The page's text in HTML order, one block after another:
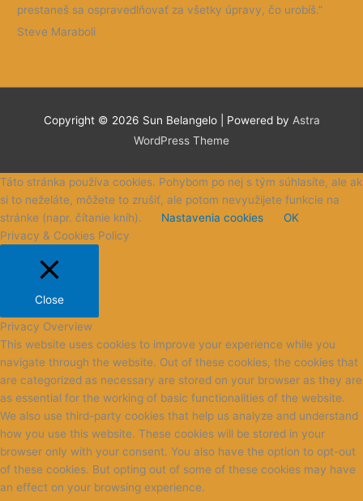
prestaneš sa ospravedlňovať za všetky úpravy, čo urobíš.”
Steve Maraboli
Copyright © 2026 Sun Belangelo| Powered by Astra
WordPress Theme
Táto stránka používa cookies. Pohybom po nej s tým súhlasíte, ale ak
si to neželáte, môžete to zrušiť, ale potom nevyužijete funkcie na
stránke (napr. čítanie kníh).
Nastavenia cookies
OK
Privacy & Cookies Policy
Close
Privacy Overview
This website uses cookies to improve your experience while you
navigate through the website. Out of these cookies, the cookies that
are categorized as necessary are stored on your browser as they are
as essential for the working of basic functionalities of the website.
We also use third-party cookies that help us analyze and understand
how you use this website. These cookies will be stored in your
browser only with your consent. You also have the option to opt-out
of these cookies. But opting out of some of these cookies may have
an effect on your browsing experience.